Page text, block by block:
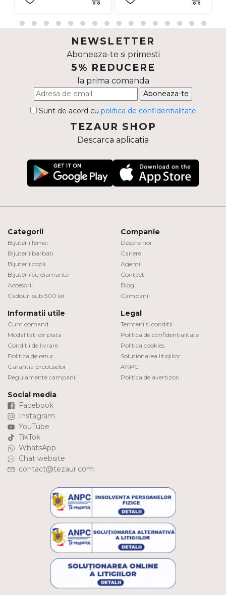
NEWSLETTER
Aboneaza-te si primesti
5% REDUCERE
la prima comanda
Aboneaza-te
Sunt de acord cu politica de confidentialitate
TEZAUR SHOP
Descarca aplicatia
Categorii
Bijuterii femei
Bijuterii barbati
Bijuterii copii
Bijuterii cu diamante
Accesorii
Cadouri sub 500 lei
Companie
Despre noi
Cariere
Agentii
Contact
Blog
Campanii
Informatii utile
Cum comand
Modalitati de plata
Conditii de livrare
Politica de retur
Garantia produselor
Regulamente campanii
Legal
Termeni si conditii
Politica de confidentialitate
Politica cookies
Solutionarea litigiilor
ANPC
Politica de avertizori
Social media
Facebook
Instagram
YouTube
TikTok
WhatsApp
Chat website
contact@tezaur.com